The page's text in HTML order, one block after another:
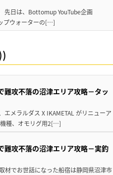
先日は、Bottomup YouTube企画
プウォーターの[…]
攻不落の沼津エリア攻略－タッ
メラルダス X IKAMETAL がリニューア
種、オモリグ用2[…]
難攻不落の沼津エリア攻略－実釣
材でお世話になった船宿は静岡県沼津市